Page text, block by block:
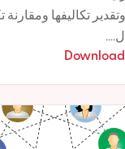
تكاليفها
Download